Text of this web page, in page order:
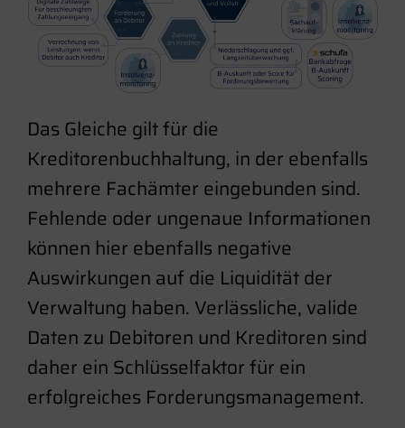
Das Gleiche gilt für die
Kreditorenbuchhaltung, in der ebenfalls
mehrere Fachämter eingebunden sind.
Fehlende oder ungenaue Informationen
können hier ebenfalls negative
Auswirkungen auf die Liquidität der
Verwaltung haben. Verlässliche, valide
Daten zu Debitoren und Kreditoren sind
daher ein Schlüsselfaktor für ein
erfolgreiches Forderungsmanagement.